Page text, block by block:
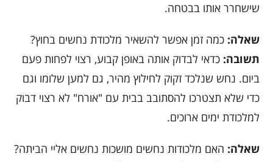
שישחרר אותו בבטחה.
שאלה: כמה זמן אפשר להשאיר מלכודת נחשים בחוץ?
תשובה: כדאי לבדוק אותה באופן קבוע, רצוי לפחות פעם
ביום. נחש שנלכד זקוק לחילוץ מהיר, גם למען שלומו וגם
כדי שלא תצטרכו להסתובב בבית עם "אורח" לא רצוי דבוק
למלכודת ימים ארוכים.
שאלה: האם מלכודות נחשים מושכות נחשים אליי הביתה?